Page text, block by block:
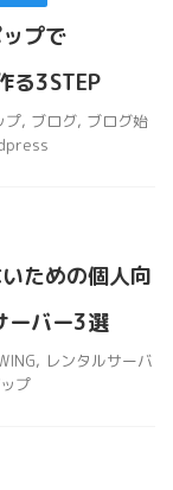
プで
る3STEP
プ, ブログ, ブログ始
ための個人向
ーバー3選
, レンタルサーバ
プ